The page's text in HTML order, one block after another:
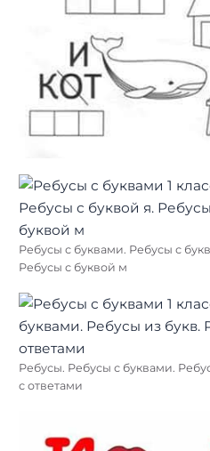
Ребусы с буквами. Ребусы с
Ребусы с буквой м
Ребусы. Ребусы с буквами.
с ответами